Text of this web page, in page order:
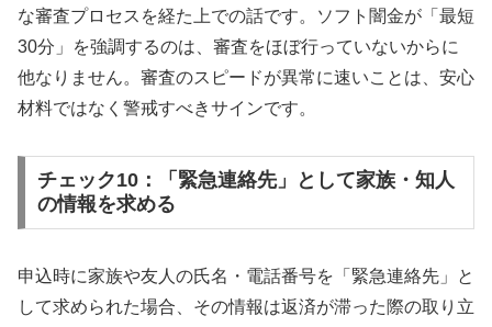
な審査プロセスを経た上での話です。ソフト闇金が「最短
30分」を強調するのは、審査をほぼ行っていないからに
他なりません。審査のスピードが異常に速いことは、安心
材料ではなく警戒すべきサインです。
チェック10：「緊急連絡先」として家族・知人
の情報を求める
申込時に家族や友人の氏名・電話番号を「緊急連絡先」と
して求められた場合、その情報は返済が滞った際の取り立